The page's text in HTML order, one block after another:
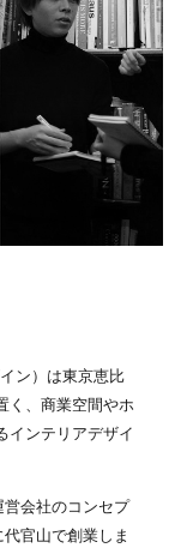
ン）は東京恵比
く、商業空間やホ
インテリアデザイ
会社のコンセプ
官山で創業しま